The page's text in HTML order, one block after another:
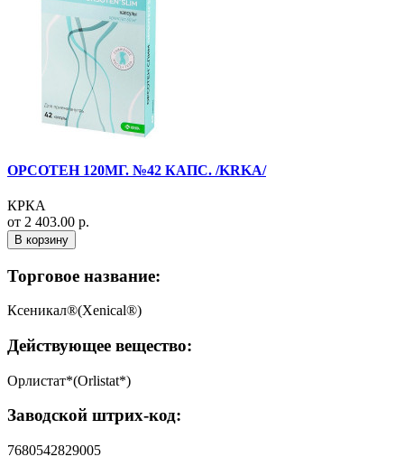
ОРСОТЕН 120МГ. №42 КАПС. /KRKA/
КРКА
от 2 403.00 р.
В корзину
Торговое название:
Ксеникал®(Xenical®)
Действующее вещество:
Орлистат*(Orlistat*)
Заводской штрих-код:
7680542829005